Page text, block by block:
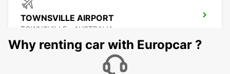
TOWNSVILLE AIRPORT
TOWNSVILLE - AUSTRALIA
Why renting car with Europcar ?